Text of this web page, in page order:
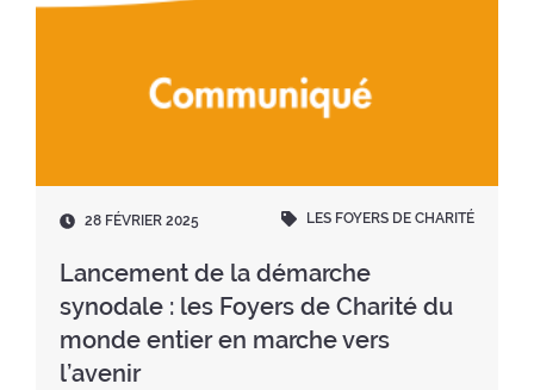
D
t
:
28 FÉVRIER 2025 LES FOYERS DE CHARITÉ
Lancement de la démarche
synodale : les Foyers de Charité du
monde entier en marche vers
l’avenir